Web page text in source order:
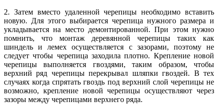
2. Затем вместо удаленной черепицы необходимо вставить
новую. Для этого выбирается черепица нужного размера и
укладывается на место демонтированной. При этом нужно
помнить, что монтаж деревянной черепицы таких как
шиндель и лемех осуществляется с зазорами, поэтому не
следует чтобы черепица заходила плотно. Крепление новой
черепицы выполняется гвоздями, таким образом, чтобы
верхний ряд черепицы перекрывал шляпки гвоздей. В тех
случаях когда спрятать гвоздь под верхний слой черепицы не
возможно, крепление новой черепицы осуществляют через
зазоры между черепицами верхнего ряда.